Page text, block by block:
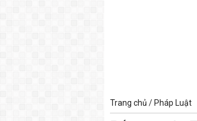
Trang chủ / Pháp Luật